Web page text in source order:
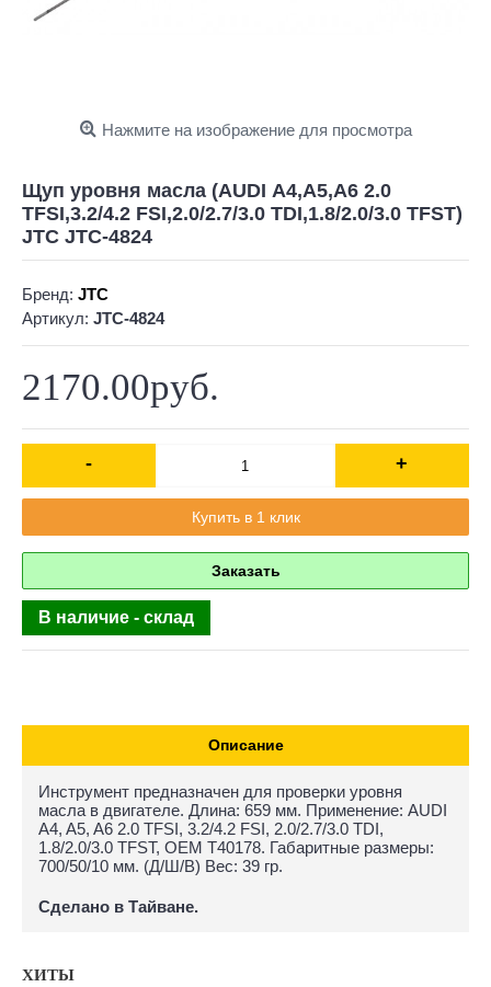
Нажмите на изображение для просмотра
Щуп уровня масла (AUDI А4,А5,А6 2.0
TFSI,3.2/4.2 FSI,2.0/2.7/3.0 TDI,1.8/2.0/3.0 TFST)
JTC JTC-4824
Бренд: JTC
Артикул: JTC-4824
2170.00руб.
- +
Купить в 1 клик
Заказать
В наличие - склад
Описание
Инструмент предназначен для проверки уровня
масла в двигателе. Длина: 659 мм. Применение: AUDI
A4, A5, A6 2.0 TFSI, 3.2/4.2 FSI, 2.0/2.7/3.0 TDI,
1.8/2.0/3.0 TFST, OEM T40178. Габаритные размеры:
700/50/10 мм. (Д/Ш/В) Вес: 39 гр.
Сделано в Тайване.
ХИТЫ